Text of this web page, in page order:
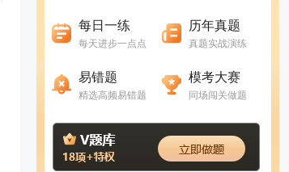
每日一练
每天进步一点点
历年真题
真题实战演练
易错题
精选高频易错题
模考大赛
同场闯关做题